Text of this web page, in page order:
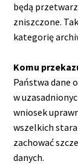
będą
zniszczone.
kategorię
Komu
Państwa dane
w
wniosek
wszelkich
zachować
danych.